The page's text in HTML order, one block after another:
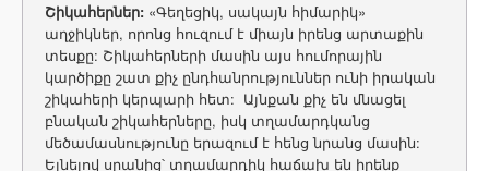
Շիկահերներ: «Գեղեցիկ, սակայն հիմարիկ»
աղջիկներ, որոնց հուզում է միայն իրենց արտաքին
տեսքը: Շիկահերների մասին այս հումորային
կարծիքը շատ քիչ ընդհանրություններ ունի իրական
շիկահերի կերպարի հետ: Այնքան քիչ են մնացել
բնական շիկահերները, իսկ տղամարդկանց
մեծամասնությունը երազում է հենց նրանց մասին:
Ելնելով սրանից՝ տղամարդիկ հաճախ են իրենք